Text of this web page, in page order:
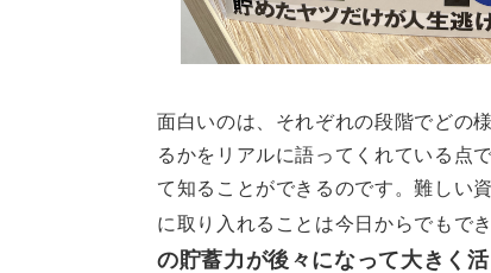
面白いのは、それぞれの段階でどの
るかをリアルに語ってくれている点
て知ることができるのです。難しい
に取り入れることは今日からでもでき
の貯蓄力が後々になって大きく